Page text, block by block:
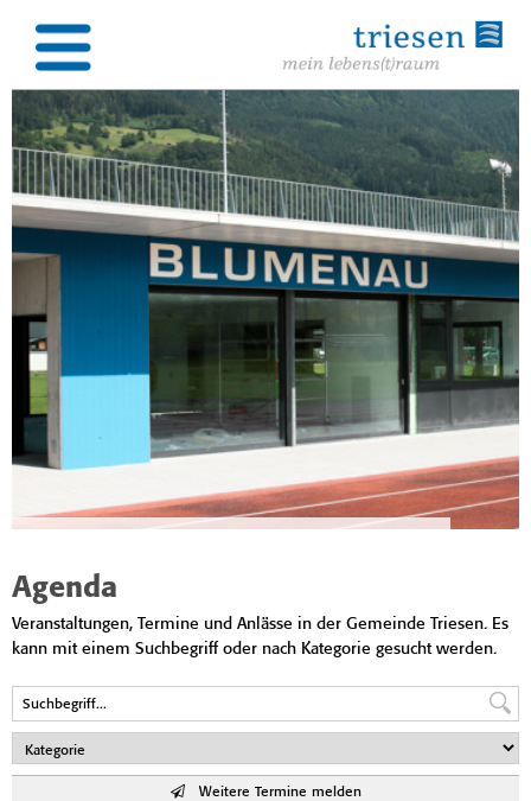
Agenda
Veranstaltungen, Termine und Anlässe in der Gemeinde Triesen. Es
kann mit einem Suchbegriff oder nach Kategorie gesucht werden.
Weitere Termine melden